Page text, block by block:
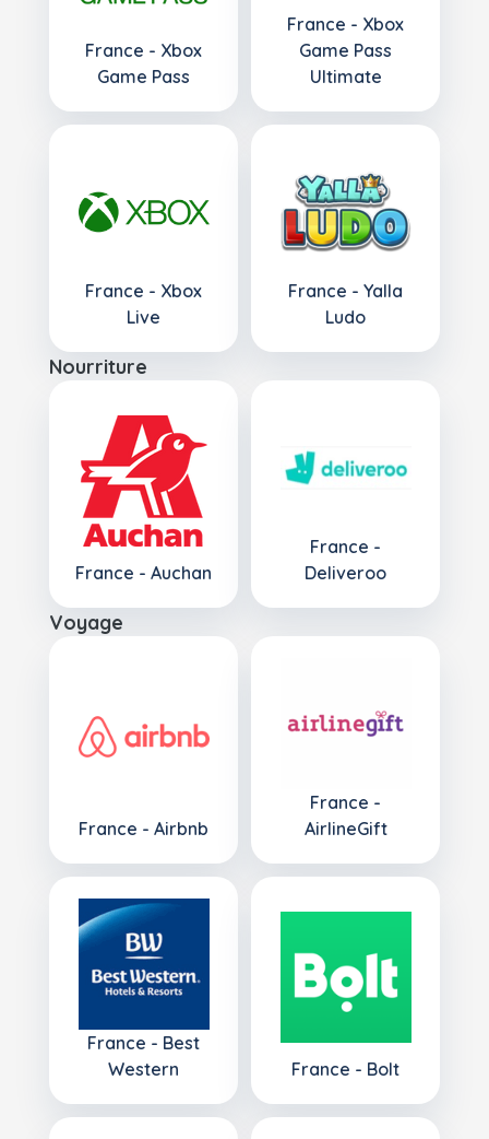
France - Xbox
Game Pass
France - Xbox
Game Pass
Ultimate
France - Xbox
Live
France - Yalla
Ludo
Nourriture
France - Auchan
France -
Deliveroo
Voyage
France - Airbnb
France -
AirlineGift
France - Best
Western
France - Bolt